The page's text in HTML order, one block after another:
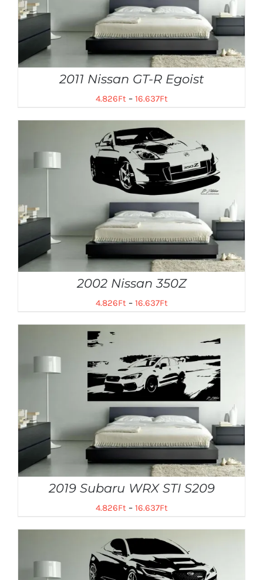
2011 Nissan GT-R Egoist
4.826Ft– 16.637Ft
2002 Nissan 350Z
4.826Ft– 16.637Ft
2019 Subaru WRX STI S209
4.826Ft– 16.637Ft